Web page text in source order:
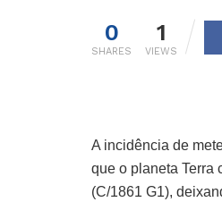
0
SHARES
1
VIEWS
A incidência de
que o planeta Terra
(C/1861 G1),